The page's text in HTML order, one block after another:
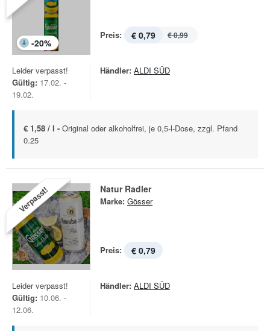
-20%
Preis: € 0,79 € 0,99
Leider verpasst!
Gültig: 17.02. -
19.02.
Händler: ALDI SÜD
€ 1,58 / l - Original oder alkoholfrei, je 0,5-l-Dose, zzgl. Pfand
0.25
Verpasst! Natur Radler
Marke: Gösser
Preis: € 0,79
Leider verpasst!
Gültig: 10.06. -
12.06.
Händler: ALDI SÜD